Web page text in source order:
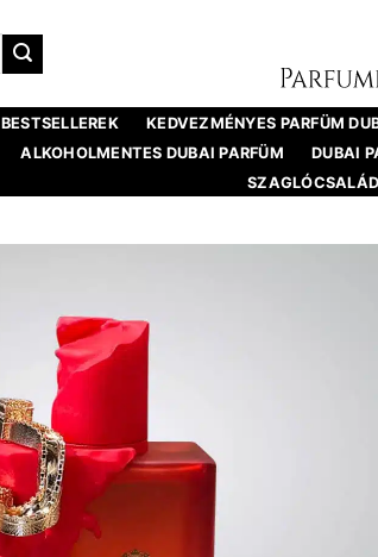
BESTSELLEREK KEDVEZMÉNYES PARFÜM
ALKOHOLMENTES DUBAI PARFÜM DUBAI
SZAGLÓCSALÁD